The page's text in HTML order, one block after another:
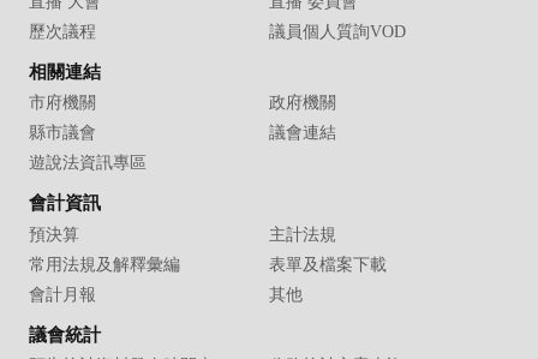
歷次議程
議員個人質詢VOD
相關連結
市府機關
政府機關
縣市議會
議會連結
遊說法資訊專區
會計資訊
預決算
主計法規
常用法規及解釋彙編
表單及檔案下載
會計月報
其他
議會統計